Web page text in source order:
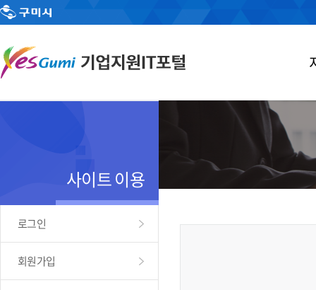
사이트 이용
로그인
회원가입